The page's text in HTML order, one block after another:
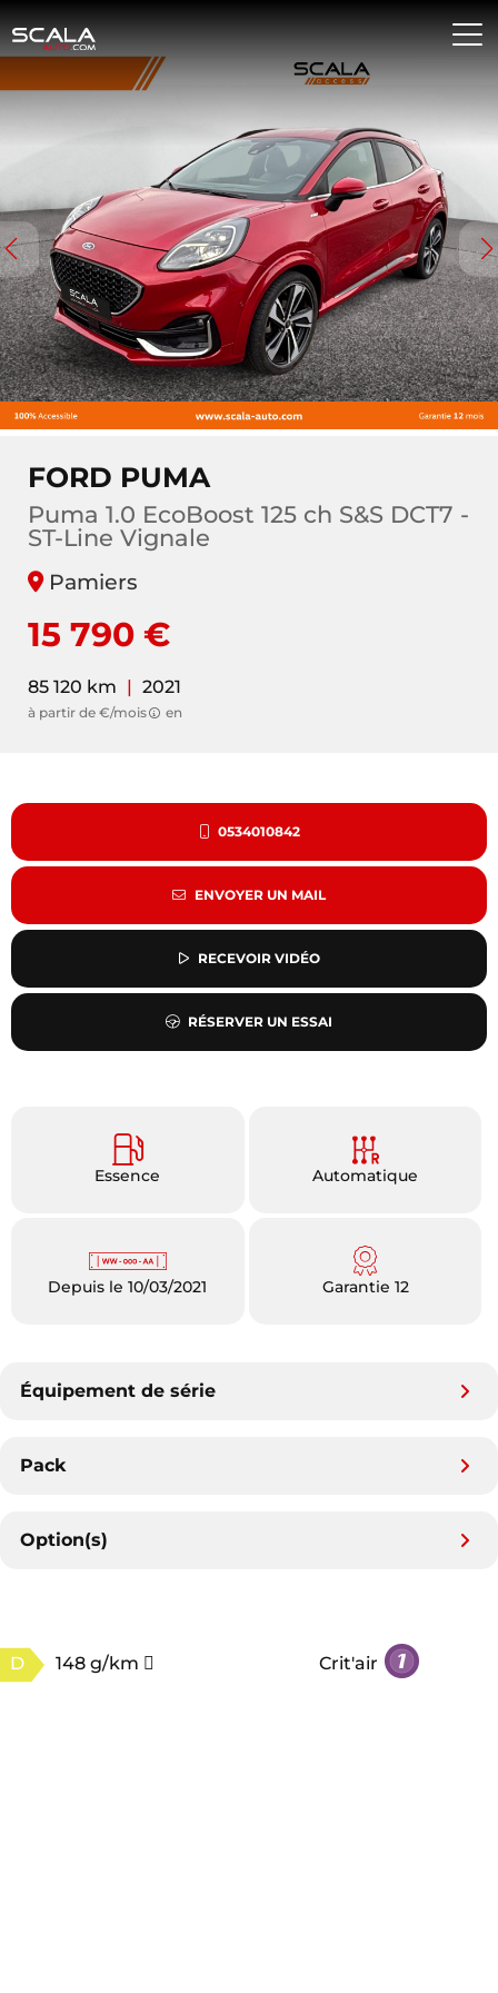
FORD PUMA
Puma 1.0 EcoBoost 125 ch S&S DCT7 -
ST-Line Vignale
Pamiers
15 790 €
85 120 km | 2021
à partir de €/mois en
0534010842
ENVOYER UN MAIL
RECEVOIR VIDÉO
RÉSERVER UN ESSAI
Essence Automatique
Depuis le 10/03/2021 Garantie 12
Équipement de série
Pack
Option(s)
D 148 g/km Crit'air